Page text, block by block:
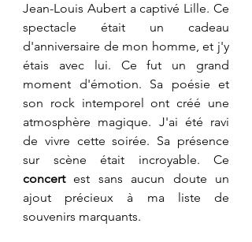
Jean-Louis Aubert a captivé Lille. Ce
spectacle était un cadeau
d'anniversaire de mon homme, et j'y
étais avec lui. Ce fut un grand
moment d'émotion. Sa poésie et
son rock intemporel ont créé une
atmosphère magique. J'ai été ravi
de vivre cette soirée. Sa présence
concert est sans aucun doute un
ajout précieux à ma liste de
souvenirs marquants.